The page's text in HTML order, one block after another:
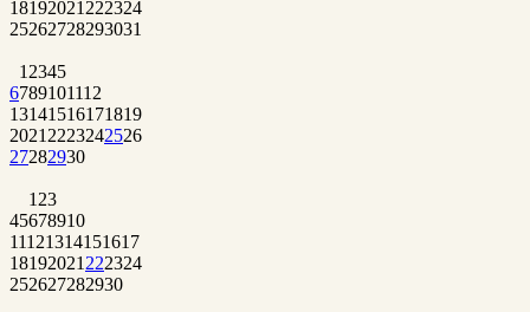
18192021 222324
25262728293031
1 2345
6789101112
13141516171819
2021 2223242526
27282930
1 23
45678910
11121314151617
18192021 222324
252627282930